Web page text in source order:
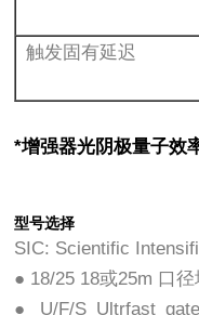
触发固有延迟
*增强器光阴极量子效
型号选择
SIC: Scientific
● 18/25 18或25m 口
● U/F/S Ultrfast